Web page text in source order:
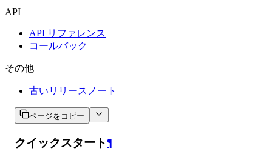
API
API リファレンス
コールバック
その他
古いリリースノート
ページをコピー
クイックスタート¶